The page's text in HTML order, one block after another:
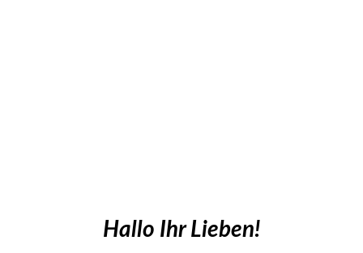
Hallo Ihr Lieben!